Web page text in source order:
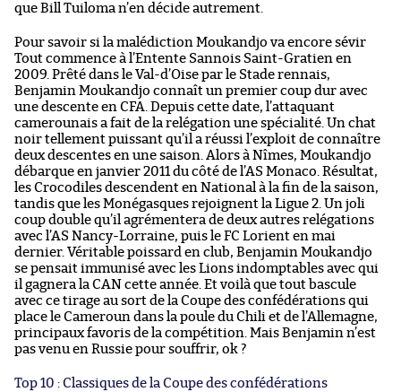
que Bill Tuiloma n’en décide autrement.
Pour savoir si la malédiction Moukandjo va encore sévir
Tout commence à l’Entente Sannois Saint-Gratien en
2009. Prêté dans le Val-d’Oise par le Stade rennais,
Benjamin Moukandjo connaît un premier coup dur avec
une descente en CFA. Depuis cette date, l’attaquant
camerounais a fait de la relégation une spécialité. Un chat
noir tellement puissant qu’il a réussi l’exploit de connaître
deux descentes en une saison. Alors à Nîmes, Moukandjo
débarque en janvier 2011 du côté de l’AS Monaco. Résultat,
les Crocodiles descendent en National à la fin de la saison,
tandis que les Monégasques rejoignent la Ligue 2. Un joli
coup double qu’il agrémentera de deux autres relégations
avec l’AS Nancy-Lorraine, puis le FC Lorient en mai
dernier. Véritable poissard en club, Benjamin Moukandjo
se pensait immunisé avec les Lions indomptables avec qui
il gagnera la CAN cette année. Et voilà que tout bascule
avec ce tirage au sort de la Coupe des confédérations qui
place le Cameroun dans la poule du Chili et de l’Allemagne,
principaux favoris de la compétition. Mais Benjamin n’est
pas venu en Russie pour souffrir, ok ?
Top 10 : Classiques de la Coupe des confédérations